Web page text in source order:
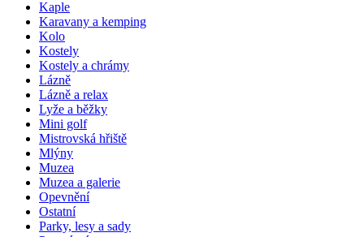
Kaple
Karavany a kemping
Kolo
Kostely
Kostely a chrámy
Lázně
Lázně a relax
Lyže a běžky
Mini golf
Mistrovská hřiště
Mlýny
Muzea
Muzea a galerie
Opevnění
Ostatní
Parky, lesy a sady